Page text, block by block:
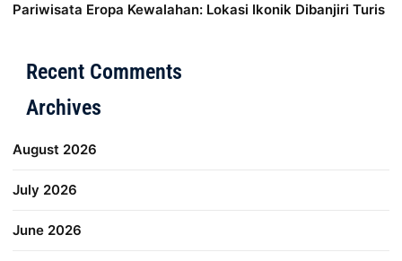
Pariwisata Eropa Kewalahan: Lokasi Ikonik Dibanjiri Turis
Recent Comments
Archives
August 2026
July 2026
June 2026